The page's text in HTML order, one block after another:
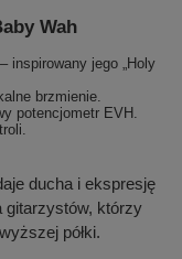
Wah
inspirowany jego „Holy
brzmienie.
potencjometr EVH.
ducha i ekspresję
gitarzystów, którzy
półki.